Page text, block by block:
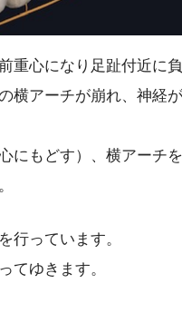
心になり足趾付近に
横アーチが崩れ、神経
にもどす）、横アーチ
行っています。
てゆきます。